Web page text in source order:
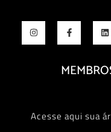
Acesse aqui sua